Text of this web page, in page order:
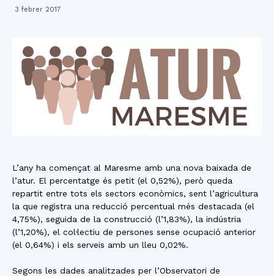
Maresme
3 febrer 2017
L’any ha començat al Maresme amb una nova baixada de
l’atur. El percentatge és petit (el 0,52%), però queda
repartit entre tots els sectors econòmics, sent l’agricultura
la que registra una reducció percentual més destacada (el
4,75%), seguida de la construcció (l’1,83%), la indústria
(l’1,20%), el col·lectiu de persones sense ocupació anterior
(el 0,64%) i els serveis amb un lleu 0,02%.
Segons les dades analitzades per l’Observatori de